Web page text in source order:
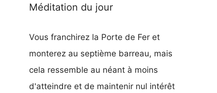
Méditation du jour
Vous franchirez la Porte de Fer et
monterez au septième barreau, mais
cela ressemble au néant à moins
d'atteindre et de maintenir nul intérêt